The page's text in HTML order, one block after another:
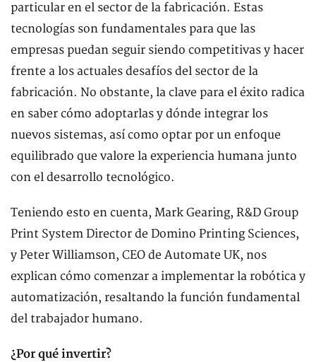
particular en el sector de la fabricación. Estas
tecnologías son fundamentales para que las
empresas puedan seguir siendo competitivas y hacer
frente a los actuales desafíos del sector de la
fabricación. No obstante, la clave para el éxito radica
en saber cómo adoptarlas y dónde integrar los
nuevos sistemas, así como optar por un enfoque
equilibrado que valore la experiencia humana junto
con el desarrollo tecnológico.
Teniendo esto en cuenta, Mark Gearing, R&D Group
Print System Director de Domino Printing Sciences,
y Peter Williamson, CEO de Automate UK, nos
explican cómo comenzar a implementar la robótica y
automatización, resaltando la función fundamental
del trabajador humano.
¿Por qué invertir?